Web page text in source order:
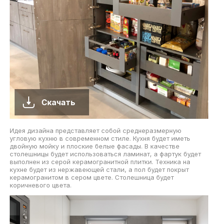
Скачать
Идея дизайна представляет собой среднеразмерную
угловую кухню в современном стиле. Кухня будет иметь
двойную мойку и плоские белые фасады. В качестве
столешницы будет использоваться ламинат, а фартук будет
выполнен из серой керамогранитной плитки. Техника на
кухне будет из нержавеющей стали, а пол будет покрыт
керамогранитом в сером цвете. Столешница будет
коричневого цвета.